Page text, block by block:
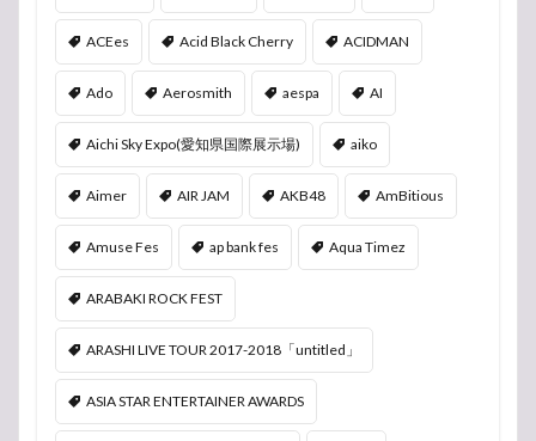
ACEes Acid Black Cherry ACIDMAN
Ado Aerosmith aespa AI
Aichi Sky Expo(愛知県国際展示場) aiko
Aimer AIR JAM AKB48 AmBitious
Amuse Fes ap bank fes Aqua Timez
ARABAKI ROCK FEST
ARASHI LIVE TOUR 2017-2018「untitled」
ASIA STAR ENTERTAINER AWARDS